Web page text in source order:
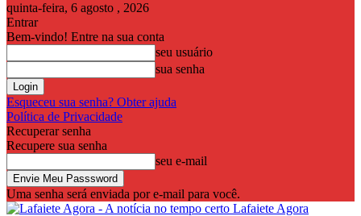
quinta-feira, 6 agosto , 2026
Entrar
Bem-vindo! Entre na sua conta
seu usuário
sua senha
Esqueceu sua senha? Obter ajuda
Política de Privacidade
Recuperar senha
Recupere sua senha
seu e-mail
Uma senha será enviada por e-mail para você.
Lafaiete Agora